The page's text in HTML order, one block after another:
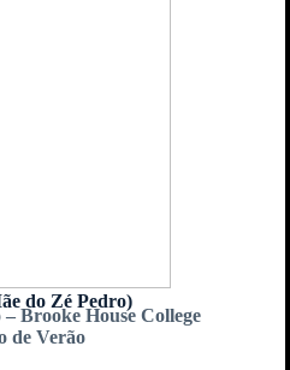
do Zé Pedro)
Brooke House College
de Verão